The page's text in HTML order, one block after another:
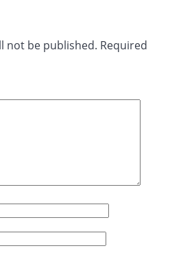
not be published. Required